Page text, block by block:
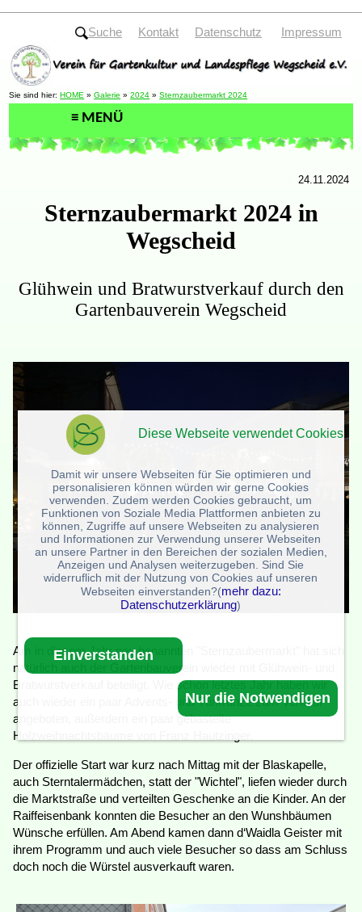
Sie sind hier:HOME »Galerie »2024 »Sternzaubermarkt 2024
24.11.2024
Sternzaubermarkt 2024 in
Wegscheid
Glühwein und Bratwurstverkauf durch den
Gartenbauverein Wegscheid
Am in diesem Jahr neu benannten "Sternzaubermarkt" hat sich
natürlich auch der Gartenbauverein wieder mit Glühwein- und
Bratwurstverkauf beteiligt. Wie schon letztes Jahr haben wir
auch wieder ein paar Advents- und Türkränze zum Verkauf
angeboten, außerdem ein paar gebastelte
Holzweihnachtsbäume von Franz Hautzinger.
Der offizielle Start war kurz nach Mittag mit der Blaskapelle,
auch Sterntalermädchen, statt der "Wichtel", liefen wieder durch
die Marktstraße und verteilten Geschenke an die Kinder. An der
Raiffeisenbank konnten die Besucher an den Wunshbäumen
Wünsche erfüllen. Am Abend kamen dann d‘Waidla Geister mit
ihrem Programm und auch viele Besucher so dass am Schluss
doch noch die Würstel ausverkauft waren.
Suche Kontakt Datenschutz Impressum
Diese Webseite verwendet Cookies
Damit wir unsere Webseiten für Sie optimieren und
personalisieren können würden wir gerne Cookies
verwenden. Zudem werden Cookies gebraucht, um
Funktionen von Soziale Media Plattformen anbieten zu
können, Zugriffe auf unsere Webseiten zu analysieren
und Informationen zur Verwendung unserer Webseiten
an unsere Partner in den Bereichen der sozialen Medien,
Anzeigen und Analysen weiterzugeben. Sind Sie
widerruflich mit der Nutzung von Cookies auf unseren
Webseiten einverstanden?(mehr dazu:
Datenschutzerklärung)
Einverstanden
Nur die Notwendigen